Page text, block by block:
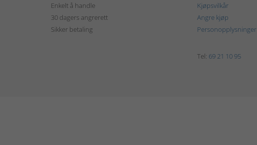
Enkelt å handle
30 dagers angrerett
Sikker betaling
Kjøpsvilkår
Angre kjøp
Personopplysninger
Tel: 69 21 10 95